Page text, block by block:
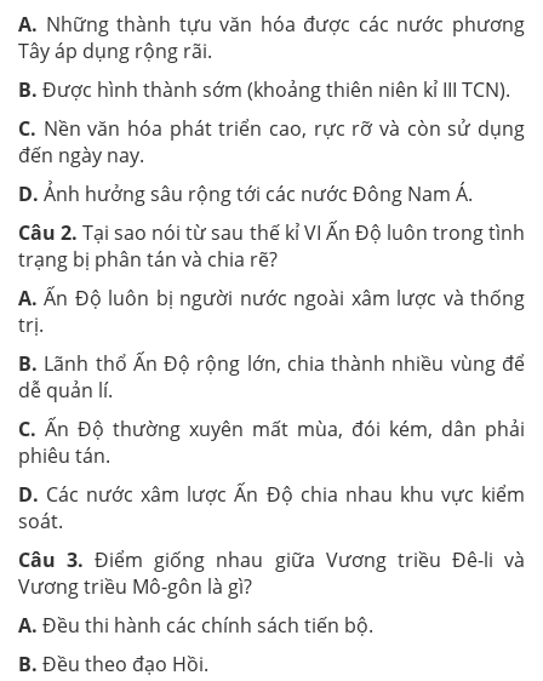
A. Những thành tựu văn hóa được các nước phương
Tây áp dụng rộng rãi.
B. Được hình thành sớm (khoảng thiên niên kỉ III TCN).
C. Nền văn hóa phát triển cao, rực rỡ và còn sử dụng
đến ngày nay.
D. Ảnh hưởng sâu rộng tới các nước Đông Nam Á.
Câu 2. Tại sao nói từ sau thế kỉ VI Ấn Độ luôn trong tình
trạng bị phân tán và chia rẽ?
A.Ấn Độ luôn bị người nước ngoài xâm lược và thống
trị.
B. Lãnh thổ Ấn Độ rộng lớn, chia thành nhiều vùng để
dễ quản lí.
C. Ấn Độ thường xuyên mất mùa, đói kém, dân phải
phiêu tán.
D. Các nước xâm lược Ấn Độ chia nhau khu vực kiểm
soát.
Câu 3. Điểm giống nhau giữa Vương triều Đê-li và
Vương triều Mô-gôn là gì?
A. Đều thi hành các chính sách tiến bộ.
B. Đều theo đạo Hồi.